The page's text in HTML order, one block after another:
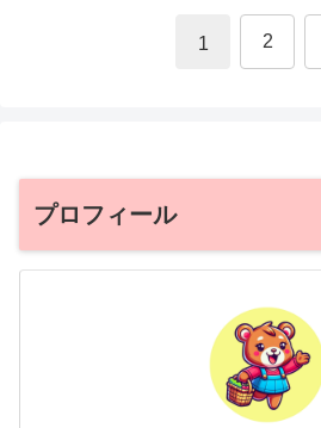
1 2
プロフィール